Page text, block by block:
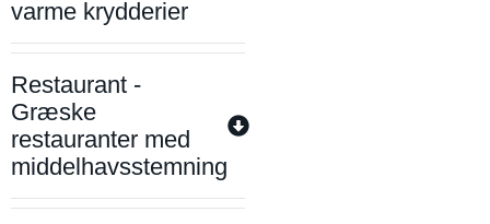
varme krydderier
Restaurant -
Græske
restauranter med
middelhavsstemning